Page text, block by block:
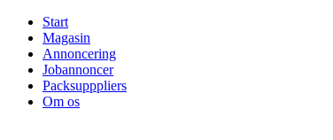
Start
Magasin
Annoncering
Jobannoncer
Packsupppliers
Om os